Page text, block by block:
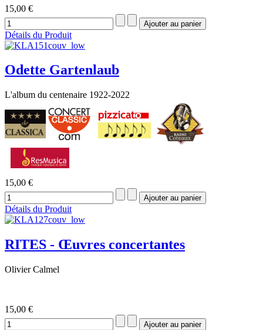
15,00 €
Détails du Produit
Odette Gartenlaub
L'album du centenaire 1922-2022
15,00 €
Détails du Produit
RITES - Œuvres concertantes
Olivier Calmel
15,00 €